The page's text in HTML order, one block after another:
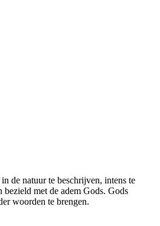
de natuur te beschrijven, intens te
met de adem Gods. Gods
woorden te brengen.